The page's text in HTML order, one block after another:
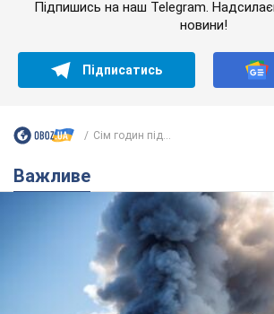
Підпишись на наш Telegram.
новини!
Підписатись
Сім годин під...
Важливе